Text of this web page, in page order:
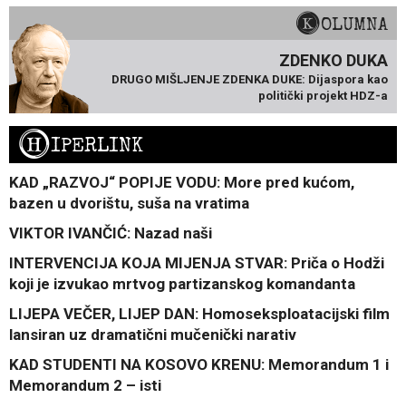
KOLUMNA
ZDENKO DUKA
DRUGO MIŠLJENJE ZDENKA DUKE: Dijaspora kao
politički projekt HDZ-a
HIPERLINK
KAD „RAZVOJ“ POPIJE VODU: More pred kućom,
bazen u dvorištu, suša na vratima
VIKTOR IVANČIĆ: Nazad naši
INTERVENCIJA KOJA MIJENJA STVAR: Priča o Hodži
koji je izvukao mrtvog partizanskog komandanta
LIJEPA VEČER, LIJEP DAN: Homoseksploatacijski film
lansiran uz dramatični mučenički narativ
KAD STUDENTI NA KOSOVO KRENU: Memorandum 1 i
Memorandum 2 – isti